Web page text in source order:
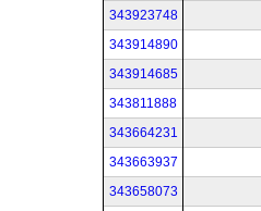
343923748
343914890
343914685
343811888
343664231
343663937
343658073